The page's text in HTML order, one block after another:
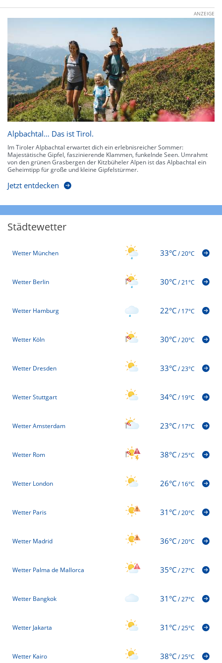
ANZEIGE
Alpbachtal… Das ist Tirol.
Im Tiroler Alpbachtal erwartet dich ein erlebnisreicher Sommer:
Majestätische Gipfel, faszinierende Klammen, funkelnde Seen. Umrahmt
von den grünen Grasbergen der Kitzbüheler Alpen ist das Alpbachtal ein
Geheimtipp für große und kleine Gipfelstürmer.
Jetzt entdecken
Städtewetter
Wetter München 33°C/20°C
Wetter Berlin 30°C/21°C
Wetter Hamburg 22°C/17°C
Wetter Köln 30°C/20°C
Wetter Dresden 33°C/23°C
Wetter Stuttgart 34°C/19°C
Wetter Amsterdam 23°C/17°C
Wetter Rom 38°C/25°C
Wetter London 26°C/16°C
Wetter Paris 31°C/20°C
Wetter Madrid 36°C/20°C
Wetter Palma de Mallorca 35°C/27°C
Wetter Bangkok 31°C/27°C
Wetter Jakarta 31°C/25°C
Wetter Kairo 38°C/25°C